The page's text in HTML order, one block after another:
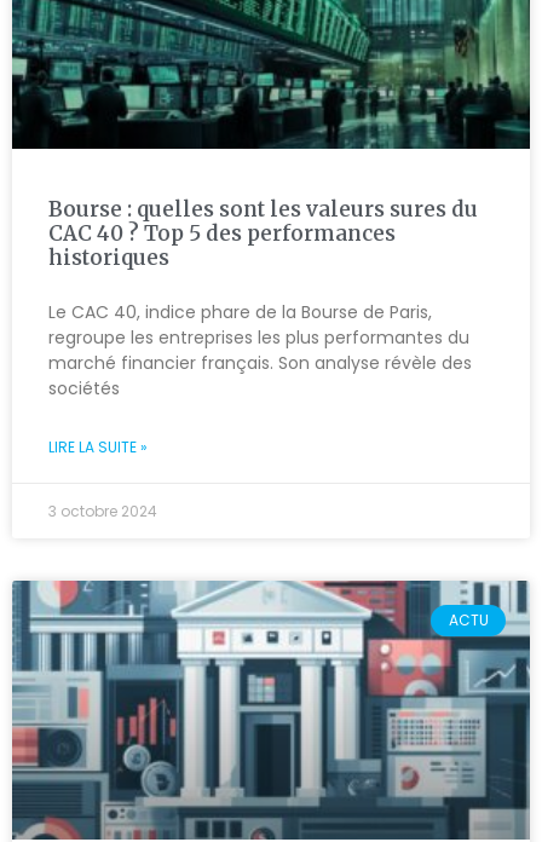
Bourse : quelles sont les valeurs sures du
CAC 40 ? Top 5 des performances
historiques
Le CAC 40, indice phare de la Bourse de Paris,
regroupe les entreprises les plus performantes du
marché financier français. Son analyse révèle des
sociétés
LIRE LA SUITE »
3 octobre 2024
ACTU